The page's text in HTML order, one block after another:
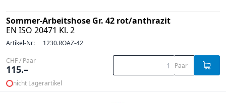
Sommer-Arbeitshose Gr. 42 rot/anthrazit
EN ISO 20471 Kl. 2
Artikel-Nr: 1230.ROAZ-42
CHF / Paar
115.– Paar
nicht Lagerartikel